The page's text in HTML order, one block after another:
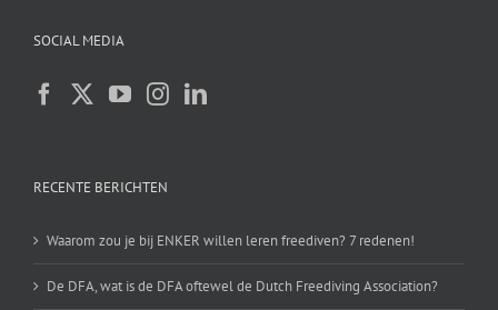
SOCIAL MEDIA
RECENTE BERICHTEN
Waarom zou je bij ENKER willen leren freediven? 7 redenen!
De DFA, wat is de DFA oftewel de Dutch Freediving Association?